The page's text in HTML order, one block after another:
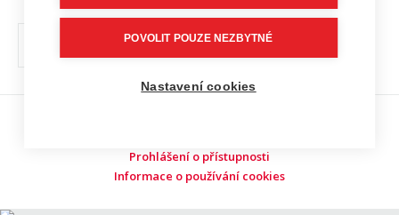
Prohlášení o přístupnosti
Informace o používání cookies
POVOLIT POUZE NEZBYTNÉ
Nastavení cookies